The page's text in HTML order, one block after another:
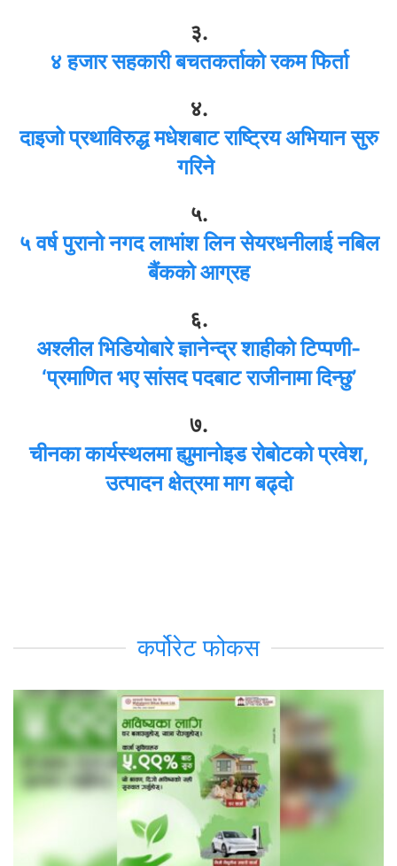
३.
४ हजार सहकारी बचतकर्ताको रकम फिर्ता
४.
दाइजो प्रथाविरुद्ध मधेशबाट राष्ट्रिय अभियान सुरु
गरिने
५.
५ वर्ष पुरानो नगद लाभांश लिन सेयरधनीलाई नबिल
बैंकको आग्रह
६.
अश्लील भिडियोबारे ज्ञानेन्द्र शाहीको टिप्पणी-
‘प्रमाणित भए सांसद पदबाट राजीनामा दिन्छु’
७.
चीनका कार्यस्थलमा ह्युमानोइड रोबोटको प्रवेश,
उत्पादन क्षेत्रमा माग बढ्दो
कर्पोरेट फोकस